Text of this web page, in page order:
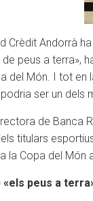
Crèdit Andorrà
peus a terra»,
del Món. I tot en
podria ser un dels
de Banca
titulars
la Copa del Món
«els peus a